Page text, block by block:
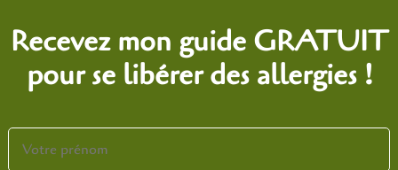
Recevez mon guide GRATUIT
pour se libérer des allergies !